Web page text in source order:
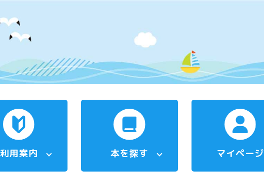
利用案内 本を探す マイページ